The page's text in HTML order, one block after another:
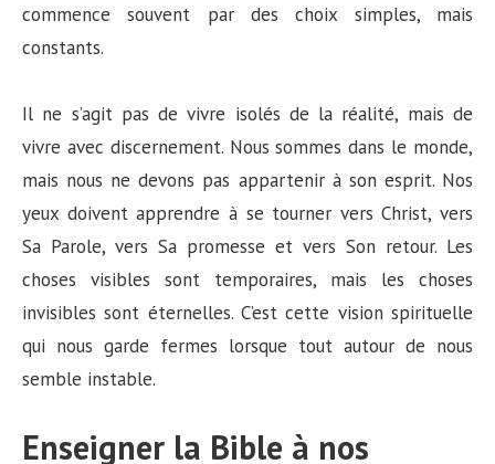
commence souvent par des choix simples, mais
constants.
Il ne s’agit pas de vivre isolés de la réalité, mais de
vivre avec discernement. Nous sommes dans le monde,
mais nous ne devons pas appartenir à son esprit. Nos
yeux doivent apprendre à se tourner vers Christ, vers
Sa Parole, vers Sa promesse et vers Son retour. Les
choses visibles sont temporaires, mais les choses
invisibles sont éternelles. C’est cette vision spirituelle
qui nous garde fermes lorsque tout autour de nous
semble instable.
Enseigner la Bible à nos